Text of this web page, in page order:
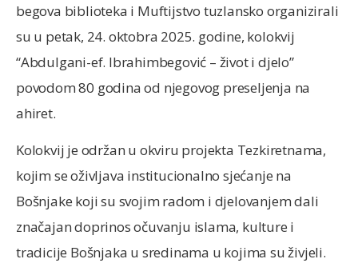
begova biblioteka i Muftijstvo tuzlansko organizirali
su u petak, 24. oktobra 2025. godine, kolokvij
“Abdulgani-ef. Ibrahimbegović – život i djelo”
povodom 80 godina od njegovog preseljenja na
ahiret.
Kolokvij je održan u okviru projekta Tezkiretnama,
kojim se oživljava institucionalno sjećanje na
Bošnjake koji su svojim radom i djelovanjem dali
značajan doprinos očuvanju islama, kulture i
tradicije Bošnjaka u sredinama u kojima su živjeli.